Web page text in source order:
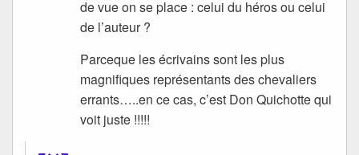
de vue on se place : celui du héros ou celui
de l’auteur ?
Parceque les écrivains sont les plus
magnifiques représentants des chevaliers
errants…..en ce cas, c’est Don Quichotte qui
voit juste !!!!!